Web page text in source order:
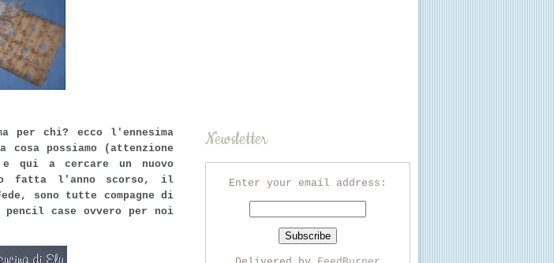
per chi? ecco l'ennesima
possiamo (attenzione
e qui a cercare un nuovo
fatta l'anno scorso, il
sono tutte compagne di
case ovvero per noi
Newsletter
Enter your email address: